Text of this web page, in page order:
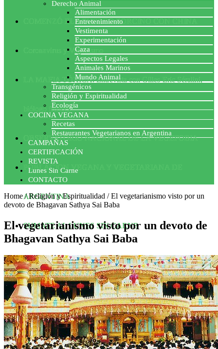
COMENZÓ EL ACUERDO PORCINO CON CHINA
Coronavirus y Veganismo
LA MAFIA TÓXICA: Entrevista con Gilles-Eric Séralini,
biólogo francés
OBSERVATORIO NACIONAL DE LA VEGEFOBIA
POBLACION VEGANA Y VEGETARIANA DE
ARGENTINA
SUMATE AL LUNES SIN CARNE
Derecho Animal
Alimentación
Entretenimiento
Vestimenta
Experimentación
Caza
Aspectos Legales
Animales Marinos
Mundo Animal
Transgénicos
Religión y Espiritualidad
Ecología
COCINA VEGANA
Recetas
Restaurantes Vegetarianos en Argentina
CAMPAÑAS
CERTIFICACIÓN
REVISTA
Lunes Sin Carne
CONTACTO
Home/Religión y Espiritualidad /El vegetarianismo visto por un
devoto de Bhagavan Sathya Sai Baba
El vegetarianismo visto por un devoto de
Bhagavan Sathya Sai Baba